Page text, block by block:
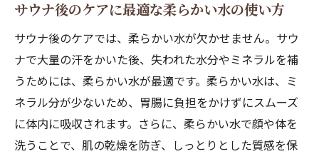
サウナ後のケアに最適な柔らかい水の使い方
サウナ後のケアでは、柔らかい水が欠かせません。サウ
ナで大量の汗をかいた後、失われた水分やミネラルを補
うためには、柔らかい水が最適です。柔らかい水は、ミ
ネラル分が少ないため、胃腸に負担をかけずにスムーズ
に体内に吸収されます。さらに、柔らかい水で顔や体を
洗うことで、肌の乾燥を防ぎ、しっとりとした質感を保